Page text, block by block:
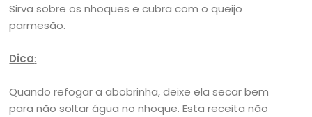
Sirva sobre os nhoques e cubra com o queijo
parmesão.
Dica:
Quando refogar a abobrinha, deixe ela secar bem
para não soltar água no nhoque. Esta receita não